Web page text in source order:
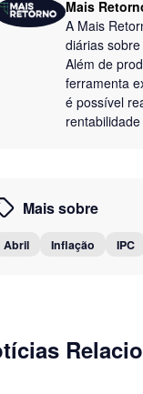
Mais
A Mais
diárias
Além de
ferramenta
é possível
Mais sobre
Abril Inflação IPC